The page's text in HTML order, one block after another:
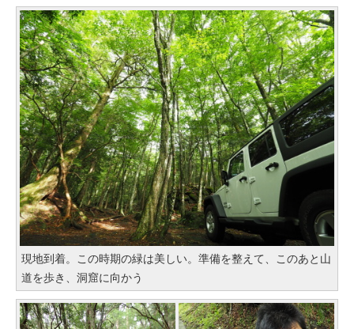
現地到着。この時期の緑は美しい。準備を整えて、このあと山
道を歩き、洞窟に向かう